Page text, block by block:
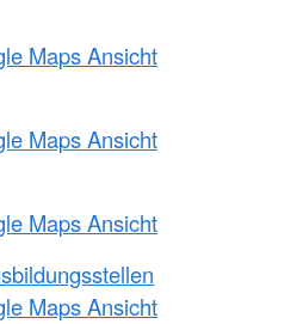
Maps Ansicht
Maps Ansicht
Maps Ansicht
Maps Ansicht